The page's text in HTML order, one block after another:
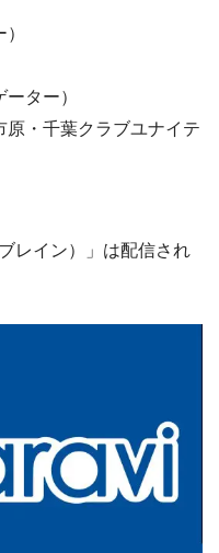
ター）
・千葉クラブユナイテ
レイン）」は配信され